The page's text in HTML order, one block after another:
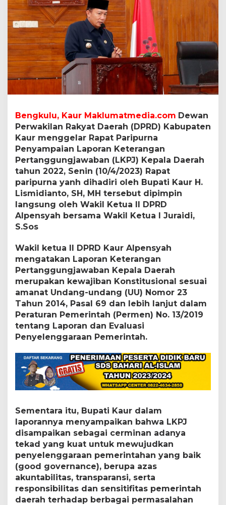
r
n
a
P
e
n
y
a
a
n
L
a
p
o
r
a
n
a
p
a
n
P
e
r
t
n
g
g
u
g
j
a
w
a
a
n
T
a
h
u
n
0
2
2
Bengkulu, Kaur Maklumatmedia.com Dewan
Perwakilan Rakyat Daerah (DPRD) Kabupaten
Kaur menggelar Rapat Paripurna
Penyampaian Laporan Keterangan
Pertanggungjawaban (LKPJ) Kepala Daerah
tahun 2022, Senin (10/4/2023) Rapat
paripurna yanh dihadiri oleh Bupati Kaur H.
Lismidianto, SH, MH tersebut dipimpin
langsung oleh Wakil Ketua II DPRD
Alpensyah bersama Wakil Ketua I Juraidi,
S.Sos
Wakil ketua II DPRD Kaur Alpensyah
mengatakan Laporan Keterangan
Pertanggungjawaban Kepala Daerah
merupakan kewajiban Konstitusional sesuai
amanat Undang-undang (UU) Nomor 23
Tahun 2014, Pasal 69 dan lebih lanjut dalam
Peraturan Pemerintah (Permen) No. 13/2019
tentang Laporan dan Evaluasi
Penyelenggaraan Pemerintah.
Sementara itu, Bupati Kaur dalam
laporannya menyampaikan bahwa LKPJ
disampaikan sebagai cerminan adanya
tekad yang kuat untuk mewujudkan
penyelenggaraan pemerintahan yang baik
(good governance), berupa azas
akuntabilitas, transparansi, serta
responsibilitas dan sensitifitas pemerintah
daerah terhadap berbagai permasalahan